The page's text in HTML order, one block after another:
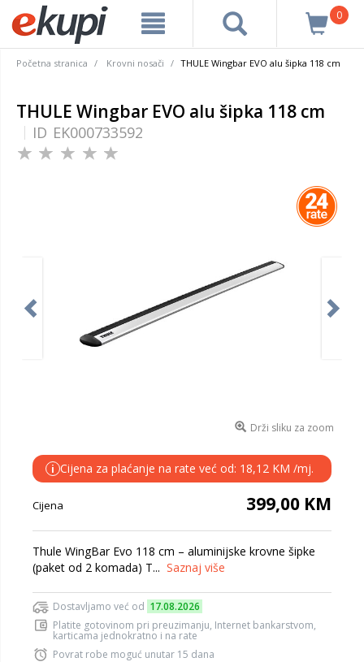
0
Početna stranica Krovni nosači THULE Wingbar EVO alu šipka 118 cm
THULE Wingbar EVO alu šipka 118 cm
ID EK000733592
Drži sliku za zoom
i Cijena za plaćanje na rate već od: 18,12 KM /mj.
Cijena 399,00 KM
Thule WingBar Evo 118 cm – aluminijske krovne šipke
(paket od 2 komada) T... Saznaj više
Dostavljamo već od 17.08.2026
Platite gotovinom pri preuzimanju, Internet bankarstvom,
karticama jednokratno i na rate
Povrat robe moguć unutar 15 dana